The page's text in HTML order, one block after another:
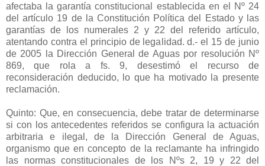
afectaba la garantía constitucional establecida en el Nº 24
del artículo 19 de la Constitución Política del Estado y las
garantías de los numerales 2 y 22 del referido artículo,
atentando contra el principio de legalidad. d.- el 15 de junio
de 2005 la Dirección General de Aguas por resolución Nº
869, que rola a fs. 9, desestimó el recurso de
reconsideración deducido, lo que ha motivado la presente
reclamación.
Quinto: Que, en consecuencia, debe tratar de determinarse
si con los antecedentes referidos se configura la actuación
arbitraria e ilegal, de la Dirección General de Aguas,
organismo que en concepto de la reclamante ha infringido
las normas constitucionales de los Nºs 2, 19 y 22 del